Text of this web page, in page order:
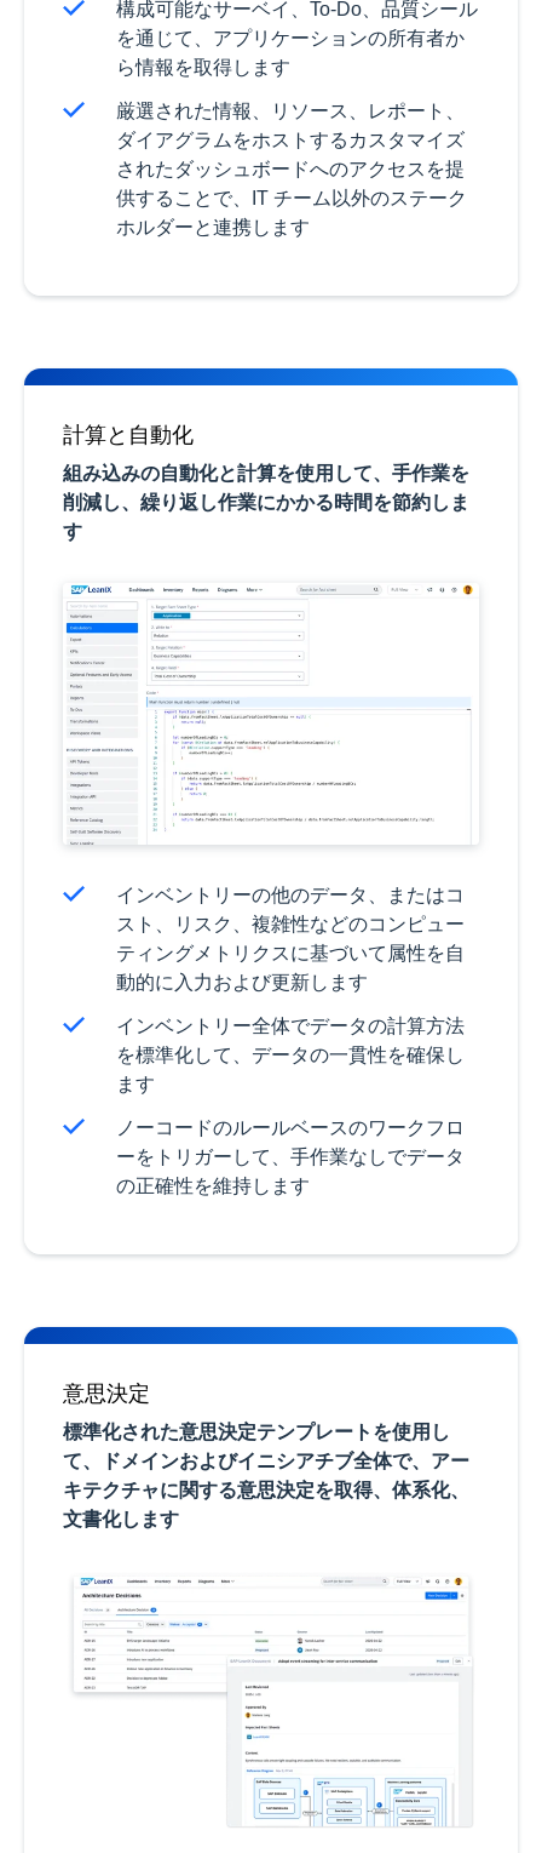
構成可能なサーベイ、To-Do、品質シール
を通じて、アプリケーションの所有者か
ら情報を取得します
厳選された情報、リソース、レポート、
ダイアグラムをホストするカスタマイズ
されたダッシュボードへのアクセスを提
供することで、IT チーム以外のステーク
ホルダーと連携します
計算と自動化
組み込みの自動化と計算を使用して、手作業を
削減し、繰り返し作業にかかる時間を節約しま
す
インベントリーの他のデータ、またはコ
スト、リスク、複雑性などのコンピュー
ティングメトリクスに基づいて属性を自
動的に入力および更新します
インベントリー全体でデータの計算方法
を標準化して、データの一貫性を確保し
ます
ノーコードのルールベースのワークフロ
ーをトリガーして、手作業なしでデータ
の正確性を維持します
意思決定
標準化された意思決定テンプレートを使用し
て、ドメインおよびイニシアチブ全体で、アー
キテクチャに関する意思決定を取得、体系化、
文書化します